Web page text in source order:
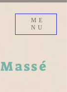
ME
NU
Massé